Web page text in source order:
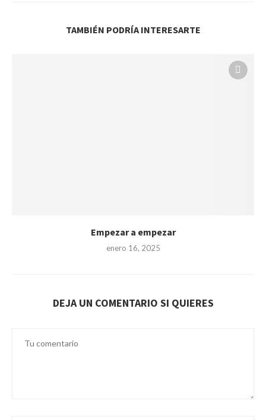
TAMBIÉN PODRÍA INTERESARTE
Empezar a empezar
enero 16, 2025
DEJA UN COMENTARIO SI QUIERES